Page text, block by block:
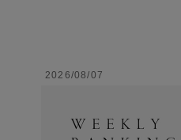
2026/08/07